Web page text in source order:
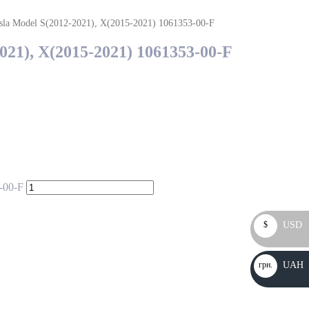
Model S(2012-2021), X(2015-2021) 1061353-00-F
X(2015-2021) 1061353-00-F
00-F
$ USD
грн. UAH